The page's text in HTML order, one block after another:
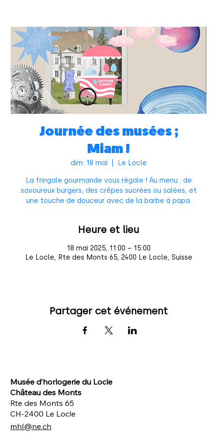
Journée des musées ;
Miam !
dim. 18 mai Le Locle
La fringale gourmande vous régale ! Au menu : de
savoureux burgers, des crêpes sucrées ou salées, et
une touche de douceur avec de la barbe à papa.
Heure et lieu
18 mai 2025, 11:00 – 15:00
Le Locle, Rte des Monts 65, 2400 Le Locle, Suisse
Partager cet événement
Musée d’horlogerie du Locle
Château des Monts
Rte des Monts 65
CH-2400 Le Locle
mhl@ne.ch